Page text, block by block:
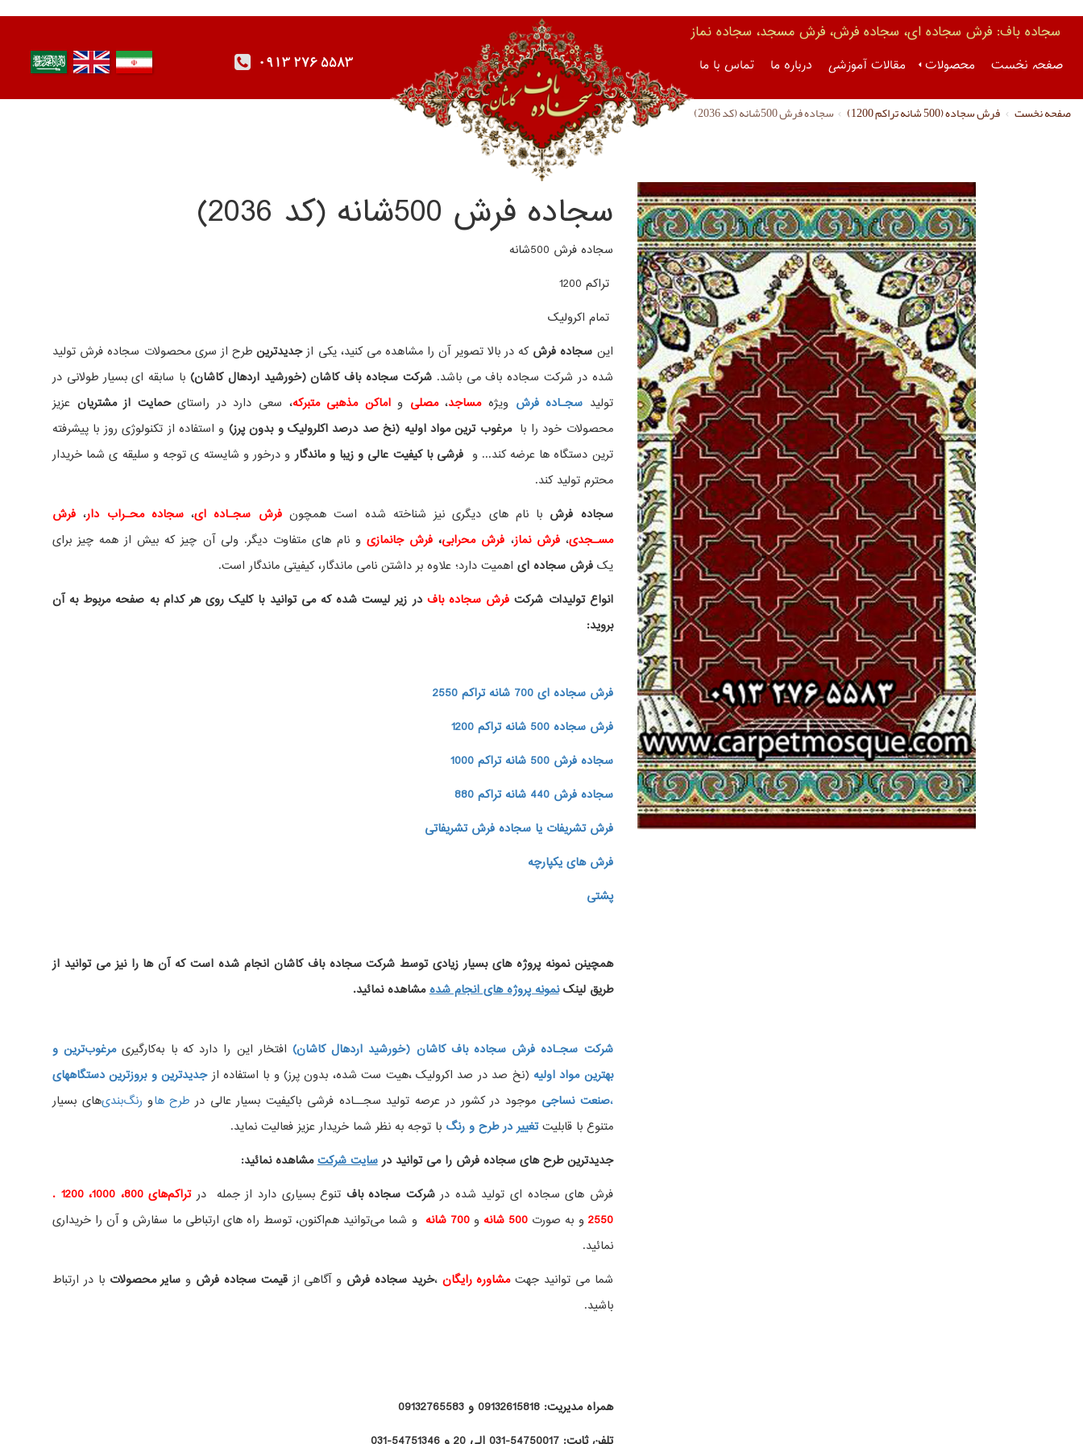
سجاده باف: فرش سجاده ای، سجاده فرش، فرش مسجد، سجاده نماز
صفحه نخست محصولات مقالات آموزشی درباره ما تماس با ما 0913 276 5583
صفحه نخست فرش سجاده (500 شانه تراکم 1200) سجاده فرش 500شانه (کد 2036)
سجاده فرش 500شانه (کد 2036)
سجاده فرش 500شانه
تراکم 1200
تمام اکرولیک
این سجاده فرشکه در بالا تصویر آن را مشاهده می کنید، یکی ازجدیدترینطرح از سری محصولات سجاده فرش تولید
شده در شرکت سجاده باف می باشد.شرکت سجاده باف کاشان (خورشید اردهال کاشان) با سابقه ای بسیار طولانی در
تولید سجـاده فرش ویژهمساجد،مصلی واماکن مذهبی متبرکه، سعی دارد در راستایحمایت از مشتریان عزیز
محصولات خود را بامرغوب ترین مواد اولیه (نخ صد درصد اکلرولیک و بدون پرز) و استفاده از تکنولوژی روز با پیشرفته
ترین دستگاه ها عرضه کند... و فرشی با کیفیت عالی و زیبا و ماندگارو درخور و شایسته ی توجه و سلیقه ی شما خریدار
محترم تولید کند.
سجاده فرش با نام های دیگری نیز شناخته شده است همچونفرش سجـاده ای، سجاده محـراب دار، فرش
مسـجدی،فرش نماز، فرش محرابی، فرش جانمازیو نام های متفاوت دیگر. ولی آن چیز که بیش از همه چیز برای
یکفرش سجاده ای اهمیت دارد؛ علاوه بر داشتن نامی ماندگار، کیفیتی ماندگار است.
انواع تولیدات شرکت فرش سجاده باف در زیر لیست شده که می توانید با کلیک روی هر کدام به صفحه مربوط به آن
بروید:
فرش سجاده ای 700 شانه تراکم 2550
فرش سجاده 500 شانه تراکم 1200
سجاده فرش 500 شانه تراکم 1000
سجاده فرش 440 شانه تراکم 880
فرش تشریفات یا سجاده فرش تشریفاتی
فرش های یکپارچه
پشتی
همچینننمونه پروژه هایبسیار زیادی توسط شرکت سجاده باف کاشان انجام شده است که آن ها را نیز می توانید از
طریق لینکنمونه پروژه های انجام شدهمشاهده نمائید.
شرکت سجـاده فرش سجاده باف کاشان (خورشید اردهال کاشان) افتخار این را دارد که با به‌کارگیریمرغوب‌ترین و
بهترین مواد اولیه (نخ صد در صد اکرولیک ،هیت ست شده، بدون پرز) و با استفاده ازجدیدترین و بروزترین دستگاههای
صنعت نساجی، موجود در کشور در عرصه تولید سجــاده فرشی باکیفیت بسیار عالی در طرح هاو
های بسیار
متنوع با قابلیتتغییر در طرح و رنگ با توجه به نظر شما خریدار عزیز فعالیت نماید.
جدیدترین طرح های سجاده فرش را می توانید درسایت شرکتمشاهده نمائید:
فرش های سجاده ای تولید شده درشرکت سجاده باف تنوع بسیاری دارد از جمله در
تراکم‌های 800، 1000، 1200 .
2550 و به صورت 500 شانه و700 شانه
و شما می‌توانید هم‌اکنون، توسط راه های ارتباطی ما سفارش و آن را خریداری
نمائید.
شما می توانید جهت مشاوره رایگان ،خرید سجاده فرش و آگاهی ازقیمت سجاده فرش و سایر محصولات با در ارتباط
باشید.
همراه مدیریت: 09132615818 و 09132765583